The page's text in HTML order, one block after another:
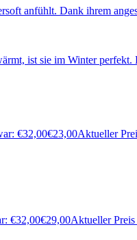
€32,00€23,00Aktueller
€32,00€29,00Aktueller Preis